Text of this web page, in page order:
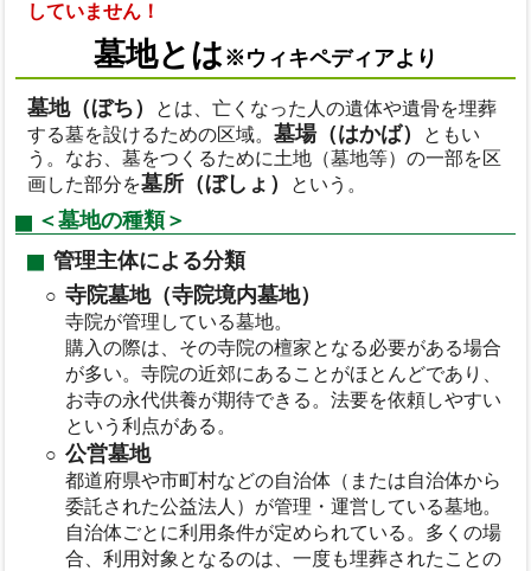
していません！
墓地とは※ウィキペディアより
墓地（ぼち）
とは、亡くなった人の遺体や遺骨を埋葬
する墓を設けるための区域。墓場（はかば）
ともい
う。なお、墓をつくるために土地（墓地等）の一部を区
画した部分を墓所（ぼしょ） という。
＜墓地の種類＞
管理主体による分類
寺院墓地（寺院境内墓地）
寺院が管理している墓地。
購入の際は、その寺院の檀家となる必要がある場合
が多い。寺院の近郊にあることがほとんどであり、
お寺の永代供養が期待できる。法要を依頼しやすい
という利点がある。
公営墓地
都道府県や市町村などの自治体（または自治体から
委託された公益法人）が管理・運営している墓地。
自治体ごとに利用条件が定められている。多くの場
合、利用対象となるのは、一度も埋葬されたことの